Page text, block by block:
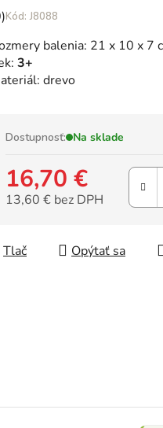
J8088
balenia: 21 x 10 x 7
3+
drevo
Dostupnosť: Na sklade
16,70 €
13,60 € bez DPH
Tlač
Opýtať sa